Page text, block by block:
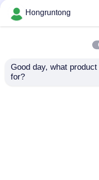
600H Fender de
impacto de cono de
Hongruntong
Good day, what
for?